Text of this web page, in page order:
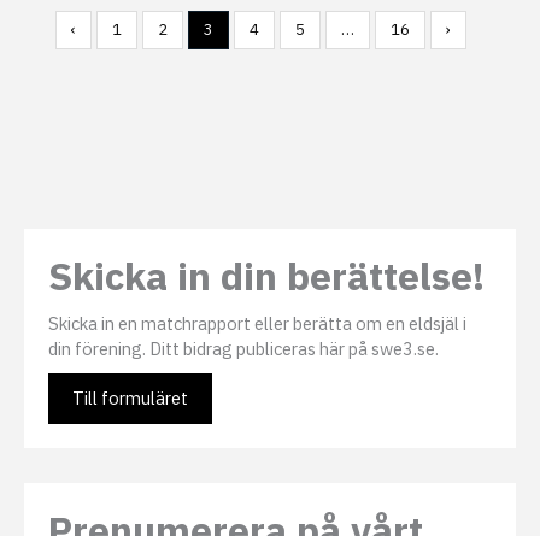
‹ 1 2 3 4 5 … 16 ›
Skicka in din berättelse!
Skicka in en matchrapport eller berätta om en eldsjäl i
din förening. Ditt bidrag publiceras här på swe3.se.
Till formuläret